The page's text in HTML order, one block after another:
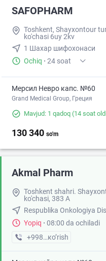
SAFOPHARM
Toshkent, Shayxontour
ko'chasi 6uy 2kv
1 Шахар шифохонаси
Ochiq · 24 soat
Мерсил Невро капс. №60
Grand Medical Group, Греция
Mavjud: 1 qadoq (14 soat
130 340 so'm
Akmal Pharm
Toshkent shahri.
ko'chasi, 383 A
Respublika Onkologiya
Yopiq · 08:00 da ochiladi
+998 (99) XXX-XX-XX
кo’rish